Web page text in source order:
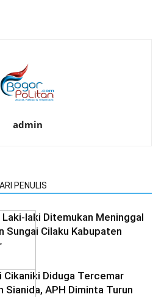
admin
PENULIS
Laki-laki Ditemukan Meninggal
Sungai Cilaku Kabupaten
Cikaniki Diduga Tercemar
Sianida, APH Diminta Turun